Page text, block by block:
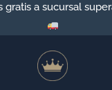
gratis a sucursal